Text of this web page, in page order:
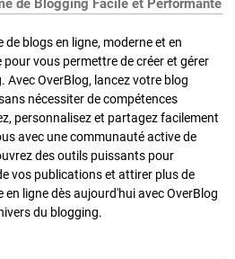
de Blogging Facile et Performante
blogs en ligne, moderne et en
vous permettre de créer et gérer
OverBlog, lancez votre blog
nécessiter de compétences
personnalisez et partagez facilement
avec une communauté active de
des outils puissants pour
vos publications et attirer plus de
ligne dès aujourd'hui avec OverBlog
du blogging.